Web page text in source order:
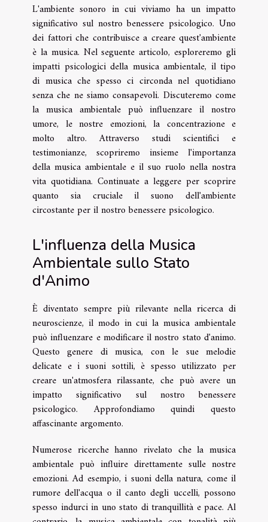
L'ambiente sonoro in cui viviamo ha un impatto
significativo sul nostro benessere psicologico. Uno
dei fattori che contribuisce a creare quest'ambiente
è la musica. Nel seguente articolo, esploreremo gli
impatti psicologici della musica ambientale, il tipo
di musica che spesso ci circonda nel quotidiano
senza che ne siamo consapevoli. Discuteremo come
la musica ambientale può influenzare il nostro
umore, le nostre emozioni, la concentrazione e
molto altro. Attraverso studi scientifici e
testimonianze, scopriremo insieme l'importanza
della musica ambientale e il suo ruolo nella nostra
vita quotidiana. Continuate a leggere per scoprire
quanto sia cruciale il suono dell'ambiente
circostante per il nostro benessere psicologico.
L'influenza della Musica
Ambientale sullo Stato
d'Animo
È diventato sempre più rilevante nella ricerca di
neuroscienze, il modo in cui la musica ambientale
può influenzare e modificare il nostro stato d'animo.
Questo genere di musica, con le sue melodie
delicate e i suoni sottili, è spesso utilizzato per
creare un'atmosfera rilassante, che può avere un
impatto significativo sul nostro benessere
psicologico. Approfondiamo quindi questo
affascinante argomento.
Numerose ricerche hanno rivelato che la musica
ambientale può influire direttamente sulle nostre
emozioni. Ad esempio, i suoni della natura, come il
rumore dell'acqua o il canto degli uccelli, possono
spesso indurci in uno stato di tranquillità e pace. Al